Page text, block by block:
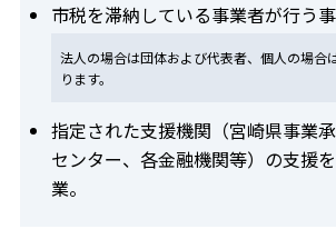
市税を滞納している事業者が行う事
法人の場合は団体および代表者、個人の場合
ります。
指定された支援機関（宮崎県事業
センター、各金融機関等）の支援
業。